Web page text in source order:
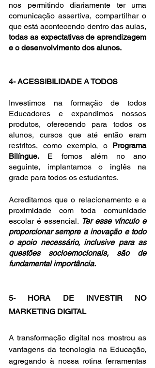
nos permitindo diariamente ter uma
comunicação assertiva, compartilhar o
todas as expectativas de aprendizagem
e o desenvolvimento dos alunos.
4- ACESSIBILIDADE A TODOS
Investimos na formação de todos
Educadores e expandimos nossos
produtos, oferecendo para todos os
alunos, cursos que até então eram
restritos, como exemplo, o Programa
Bilíngue. E fomos além no ano
seguinte, implantamos o inglês na
grade para todos os estudantes.
Acreditamos que o relacionamento e a
proximidade com toda comunidade
escolar é essencial. Ter esse vínculo e
proporcionar sempre a inovação e todo
o apoio necessário, inclusive para as
questões socioemocionais, são de
fundamental importância.
5- HORA DE INVESTIR NO
MARKETING DIGITAL
A transformação digital nos mostrou as
vantagens da tecnologia na Educação,
agregando à nossa rotina ferramentas